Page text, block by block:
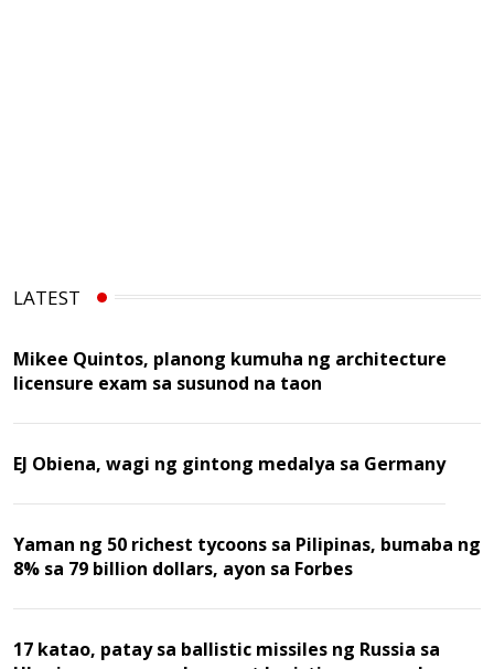
LATEST
Mikee Quintos, planong kumuha ng architecture
licensure exam sa susunod na taon
EJ Obiena, wagi ng gintong medalya sa Germany
Yaman ng 50 richest tycoons sa Pilipinas, bumaba ng
8% sa 79 billion dollars, ayon sa Forbes
17 katao, patay sa ballistic missiles ng Russia sa